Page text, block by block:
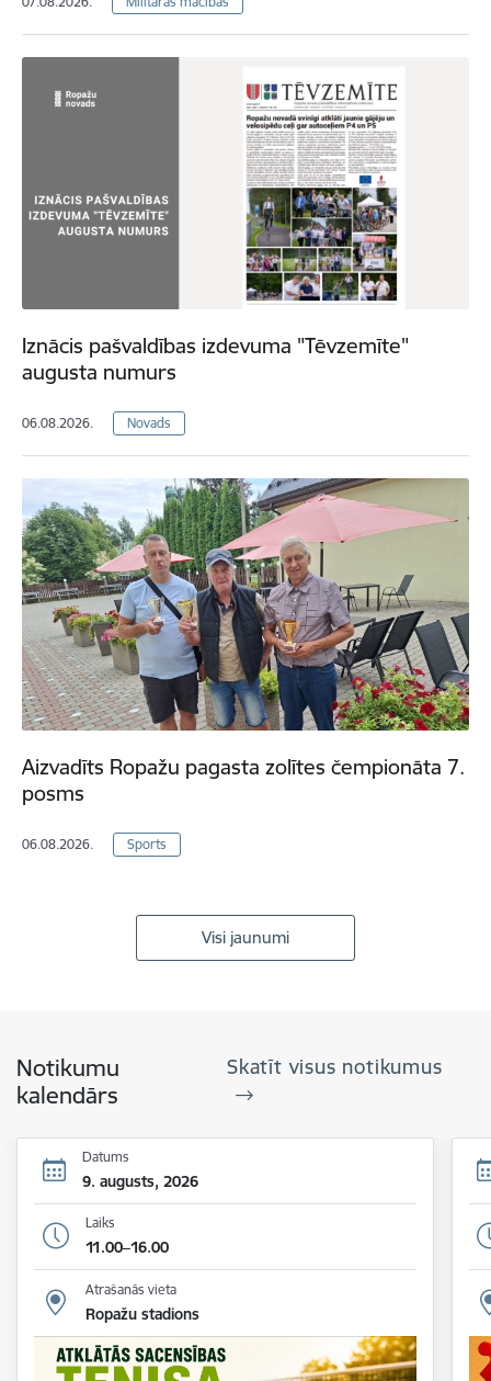
Iznācis pašvaldības izdevuma "Tēvzemīte"
augusta numurs
06.08.2026. Novads
Aizvadīts Ropažu pagasta zolītes čempionāta 7.
posms
06.08.2026. Sports
Visi jaunumi
Notikumu
kalendārs
Skatīt visus notikumus
Datums
9. augusts, 2026
Laiks
11.00–16.00
Atrašanās vieta
Ropažu stadions